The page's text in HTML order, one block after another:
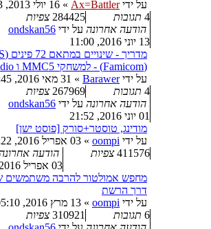
על ידיAx=Battler
» 16 יולי 2013, 15:23
4 תגובות 284425 צפיות
הודעה אחרונה על ידי ondskan56
13 יוני 2016, 11:00
(Famicom) - למשחקי MMC5 ו Expansion Audio
על ידיBarawer
» 31 מאי 2016, 20:45
4 תגובות 267969 צפיות
הודעה אחרונה על ידי ondskan56
01 יוני 2016, 21:52
מודינג, טוסטר+סורק [פוסט ישן]
על ידי oompi
» 03 אפריל 2016, 09:22
411576 צפיות הודעה אחרונה
03 אפריל 2016, 09:22
מחפש אמולטור להרבה משתמשים
דרך הרשת
על ידי oompi
» 13 מרץ 2016, 05:10
6 תגובות 310921 צפיות